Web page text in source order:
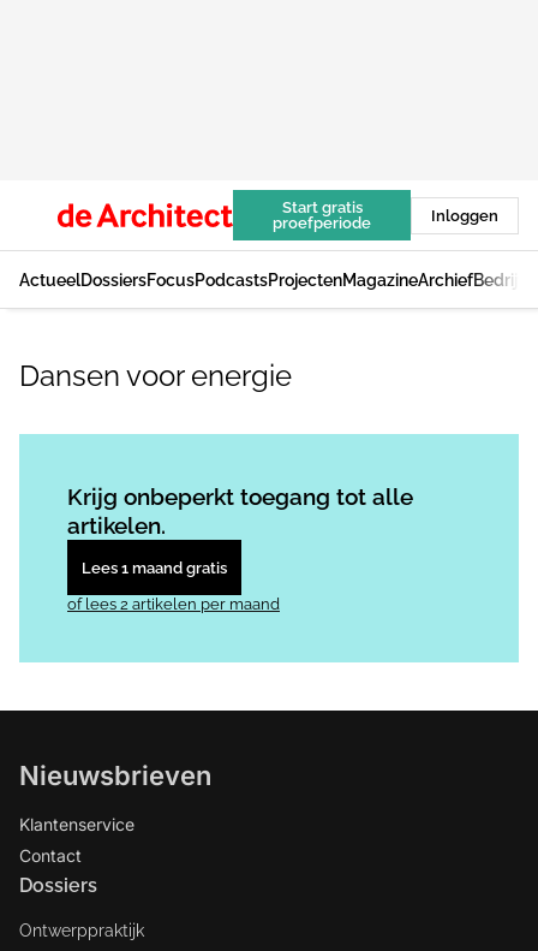
Start gratis
proefperiode
Inloggen
ActueelDossiersFocusPodcastsProjectenMagazineArchief
Dansen voor energie
Krijg onbeperkt toegang tot alle
artikelen.
Lees 1 maand gratis
of lees 2 artikelen per maand
Nieuwsbrieven
Klantenservice
Contact
Dossiers
Ontwerppraktijk